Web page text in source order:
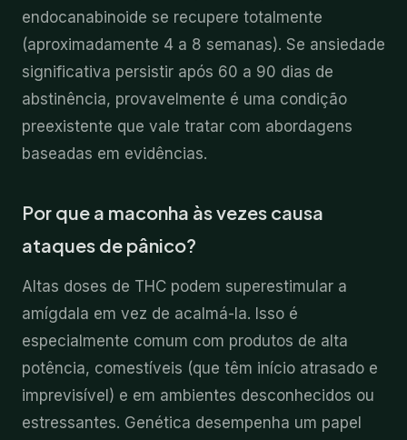
endocanabinoide se recupere totalmente
(aproximadamente 4 a 8 semanas). Se ansiedade
significativa persistir após 60 a 90 dias de
abstinência, provavelmente é uma condição
preexistente que vale tratar com abordagens
baseadas em evidências.
Por que a maconha às vezes causa
ataques de pânico?
Altas doses de THC podem superestimular a
amígdala em vez de acalmá-la. Isso é
especialmente comum com produtos de alta
potência, comestíveis (que têm início atrasado e
imprevisível) e em ambientes desconhecidos ou
estressantes. Genética desempenha um papel